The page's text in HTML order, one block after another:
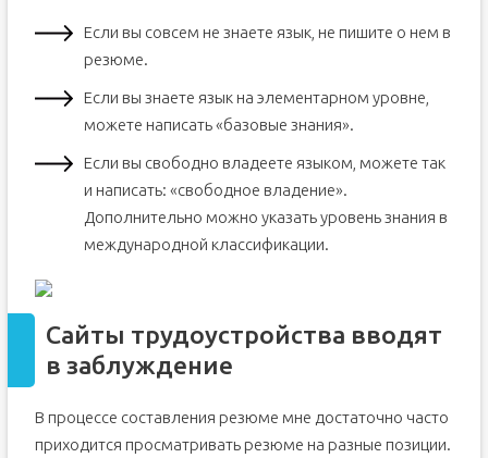
Если вы совсем не знаете язык, не пишите о нем в
резюме.
Если вы знаете язык на элементарном уровне,
можете написать «базовые знания».
Если вы свободно владеете языком, можете так
и написать: «свободное владение».
Дополнительно можно указать уровень знания в
международной классификации.
Сайты трудоустройства вводят
в заблуждение
В процессе составления резюме мне достаточно часто
приходится просматривать резюме на разные позиции.